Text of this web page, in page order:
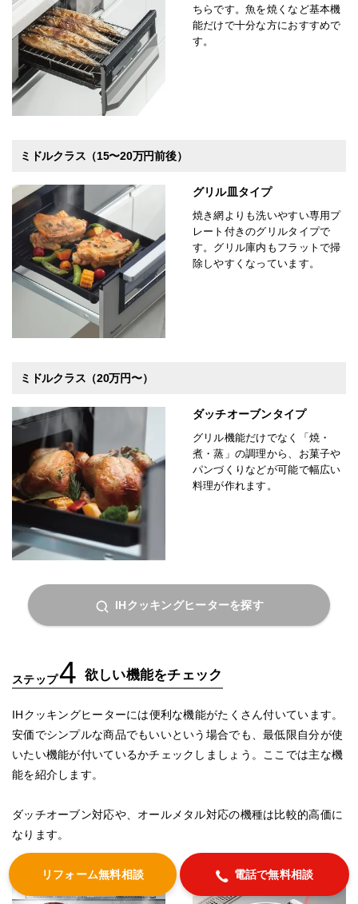
ちらです。魚を焼くなど基本機
能だけで十分な方におすすめで
す。
ミドルクラス（15〜20万円前後）
グリル皿タイプ
焼き網よりも洗いやすい専用プ
レート付きのグリルタイプで
す。グリル庫内もフラットで掃
除しやすくなっています。
ミドルクラス（20万円〜）
ダッチオーブンタイプ
グリル機能だけでなく「焼・
煮・蒸」の調理から、お菓子や
パンづくりなどが可能で幅広い
料理が作れます。
IHクッキングヒーターを探す
ステップ4 欲しい機能をチェック
IHクッキングヒーターには便利な機能がたくさん付いています。
安価でシンプルな商品でもいいという場合でも、最低限自分が使
いたい機能が付いているかチェックしましょう。ここでは主な機
能を紹介します。
ダッチオーブン対応や、オールメタル対応の機種は比較的高価に
なります。
リフォーム無料相談 電話で無料相談